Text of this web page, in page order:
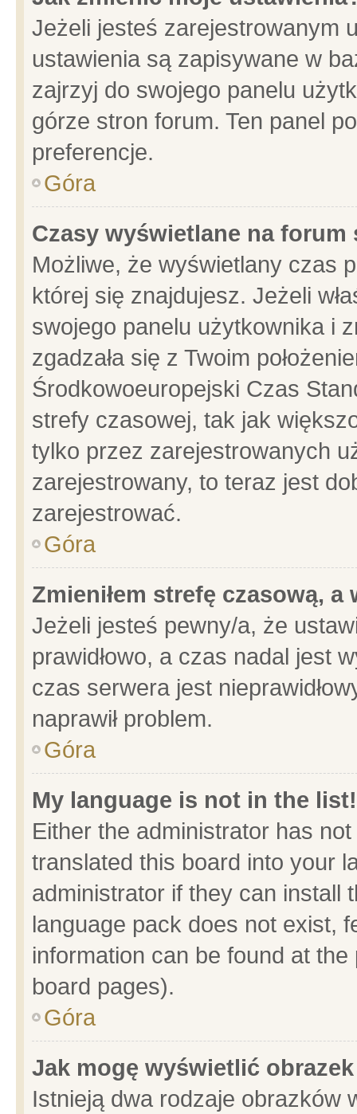
Jeżeli jesteś zarejestrowanym
ustawienia są zapisywane w
zajrzyj do swojego panelu
górze stron forum. Ten panel
preferencje.
Góra
Czasy wyświetlane na forum
Możliwe, że wyświetlany czas
której się znajdujesz. Jeżeli
swojego panelu użytkownika i
zgadzała się z Twoim
Środkowoeuropejski Czas
strefy czasowej, tak jak
tylko przez zarejestrowanych
zarejestrowany, to teraz jest
zarejestrować.
Góra
Zmieniłem strefę czasową,
Jeżeli jesteś pewny/a, że
prawidłowo, a czas nadal jest
czas serwera jest
naprawił problem.
Góra
My language is not in the list!
Either the administrator has
translated this board into your
administrator if they can install
language pack does not exist,
information can be found at
board pages).
Góra
Jak mogę wyświetlić
Istnieją dwa rodzaje obrazków